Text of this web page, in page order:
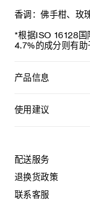
香调：佛手柑、玫
*根据ISO 16128国
4.7%的成分则有助
产品信息
境内责任人：思琳
境内责任人地址：
6601、6602、
室
使用建议
配送服务
退换货政策
联系客服